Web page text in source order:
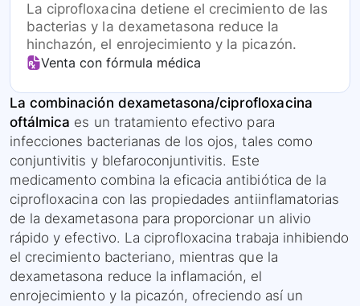
La ciprofloxacina detiene el crecimiento de las
bacterias y la dexametasona reduce la
hinchazón, el enrojecimiento y la picazón.
Venta con fórmula médica
La combinación dexametasona/ciprofloxacina
oftálmica es un tratamiento efectivo para
infecciones bacterianas de los ojos, tales como
conjuntivitis y blefaroconjuntivitis. Este
medicamento combina la eficacia antibiótica de la
ciprofloxacina con las propiedades antiinflamatorias
de la dexametasona para proporcionar un alivio
rápido y efectivo. La ciprofloxacina trabaja inhibiendo
el crecimiento bacteriano, mientras que la
dexametasona reduce la inflamación, el
enrojecimiento y la picazón, ofreciendo así un